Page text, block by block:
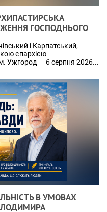
ГОСПОДНЬОГО
і Карпатський,
єпархією
Ужгород 6 серпня 2026...
В УМОВАХ